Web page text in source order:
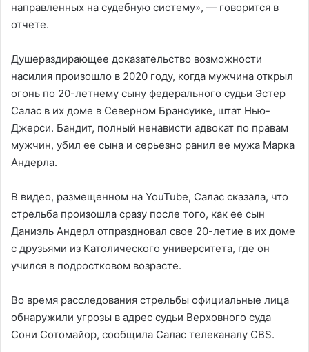
направленных на судебную систему», — говорится в
отчете.
Душераздирающее доказательство возможности
насилия произошло в 2020 году, когда мужчина открыл
огонь по 20-летнему сыну федерального судьи Эстер
Салас в их доме в Северном Брансуике, штат Нью-
Джерси. Бандит, полный ненависти адвокат по правам
мужчин, убил ее сына и серьезно ранил ее мужа Марка
Андерла.
В видео, размещенном на YouTube, Салас сказала, что
стрельба произошла сразу после того, как ее сын
Даниэль Андерл отпраздновал свое 20-летие в их доме
с друзьями из Католического университета, где он
учился в подростковом возрасте.
Во время расследования стрельбы официальные лица
обнаружили угрозы в адрес судьи Верховного суда
Сони Сотомайор, сообщила Салас телеканалу CBS.